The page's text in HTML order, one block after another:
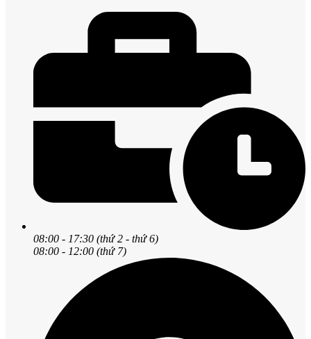
08:00 - 17:30 (thứ 2 - thứ 6)
08:00 - 12:00 (thứ 7)